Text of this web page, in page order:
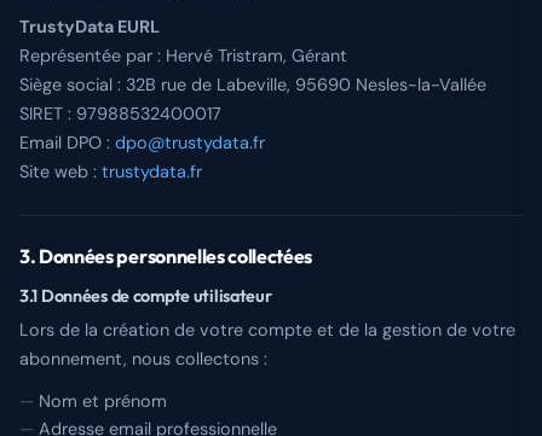
TrustyData EURL
Représentée par : Hervé Tristram, Gérant
Siège social : 32B rue de Labeville, 95690 Nesles-la-Vallée
SIRET : 97988532400017
Email DPO : dpo@trustydata.fr
Site web : trustydata.fr
3. Données personnelles collectées
3.1 Données de compte utilisateur
Lors de la création de votre compte et de la gestion de votre
abonnement, nous collectons :
Nom et prénom
Adresse email professionnelle